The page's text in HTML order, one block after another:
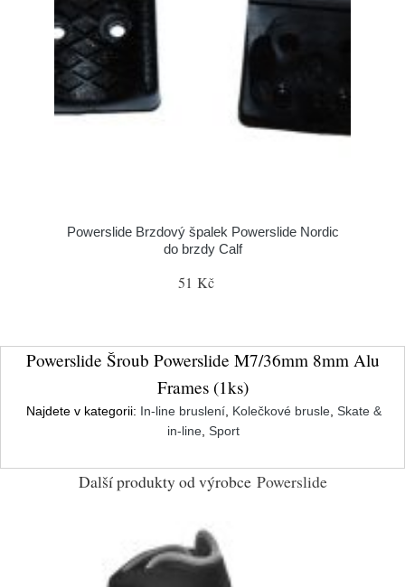
Powerslide Brzdový špalek Powerslide Nordic
do brzdy Calf
51 Kč
Powerslide Šroub Powerslide M7/36mm 8mm Alu
Frames (1ks)
Najdete v kategorii: In-line bruslení, Kolečkové brusle, Skate &
in-line Sport
Další produkty od výrobce Powerslide